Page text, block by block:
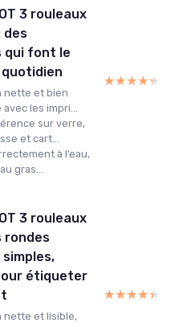
3 rouleaux
des
font le
nette et bien
les impri...
sur verre,
et cart...
à l’eau,
gras...
★★★★★
★★★★★
3 rouleaux
simples,
étiqueter
nette et lisible,
★★★★★
★★★★★